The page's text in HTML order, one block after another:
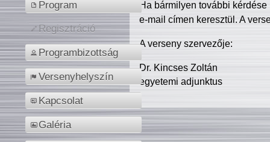
Program
Regisztráció
Programbizottság
Versenyhelyszín
Kapcsolat
Galéria
Ha bármilyen további
e-mail címen keresztül. A
A verseny szervezője:
Dr. Kincses Zoltán
egyetemi adjunktus